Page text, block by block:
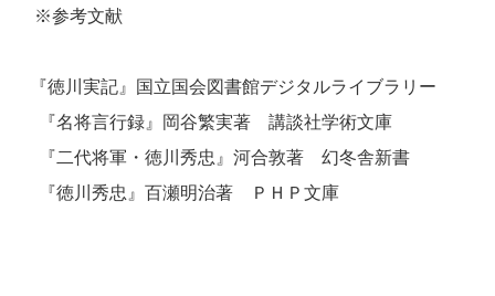
※参考文献
『徳川実記』国立国会図書館デジタルライブラリー
『名将言行録』岡谷繁実著 講談社学術文庫
『二代将軍・徳川秀忠』河合敦著 幻冬舎新書
『徳川秀忠』百瀬明治著 ＰＨＰ文庫